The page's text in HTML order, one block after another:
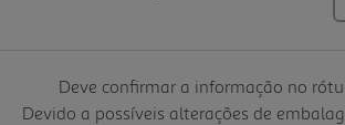
Deve confirmar a informação no
Devido a possíveis alterações de